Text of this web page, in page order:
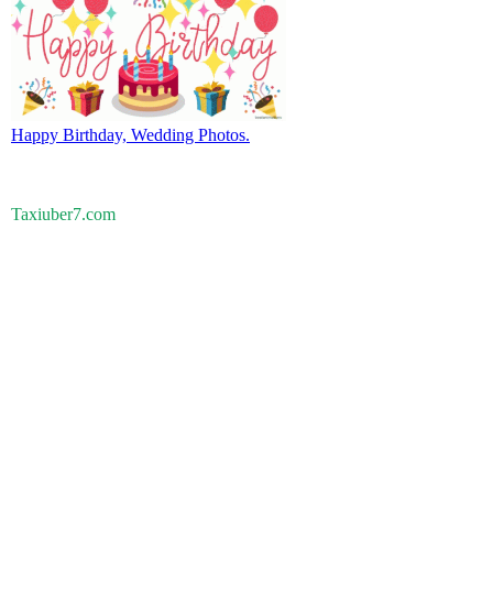
Happy Birthday, Wedding Photos.
Taxiuber7.com